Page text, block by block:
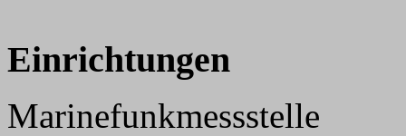
Einrichtungen
Marinefunkmessstelle